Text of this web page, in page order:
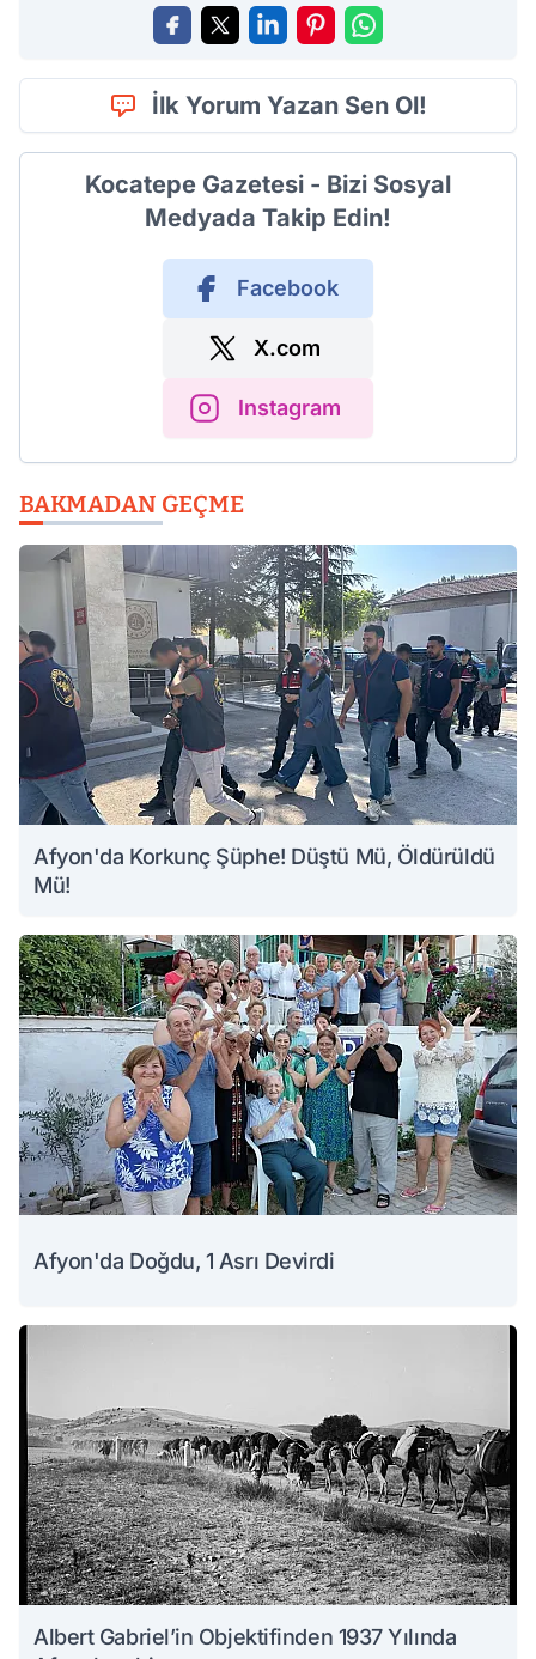
İlk Yorum Yazan Sen Ol!
Kocatepe Gazetesi - Bizi Sosyal
Medyada Takip Edin!
Facebook
X.com
Instagram
BAKMADAN GEÇME
Afyon'da Korkunç Şüphe! Düştü Mü, Öldürüldü
Mü!
Afyon'da Doğdu, 1 Asrı Devirdi
Albert Gabriel’in Objektifinden 1937 Yılında